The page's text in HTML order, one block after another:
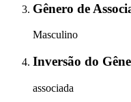
Gênero de
Masculino
Inversão do
associada